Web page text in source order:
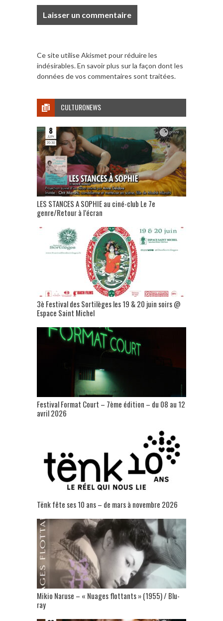
Ce site utilise Akismet pour réduire les
indésirables.En savoir plus sur la façon dont les
données de vos commentaires sont traitées.
CULTURONEWS
LES STANCES A SOPHIE au ciné-club Le 7e
genre/Retour à l’écran
3è Festival des Sortilèges les 19 & 20 juin soirs @
Espace Saint Michel
Festival Format Court – 7ème édition – du 08 au 12
avril 2026
Tënk fête ses 10 ans – de mars à novembre 2026
Mikio Naruse – « Nuages flottants » (1955) / Blu-
ray